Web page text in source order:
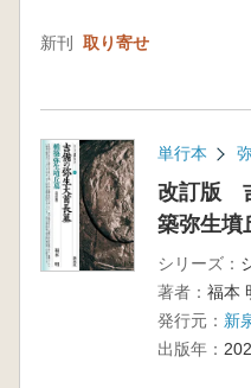
新刊 取り寄せ
単行本
改訂版
築弥生墳
シリーズ：
著者： 福本
発行元： 新
出版年：